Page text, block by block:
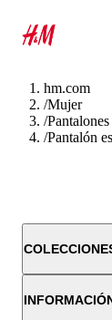
hm.com
/Mujer
/Pantalones
/Pantalón